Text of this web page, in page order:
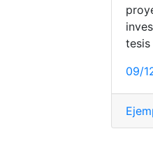
tesis
09/